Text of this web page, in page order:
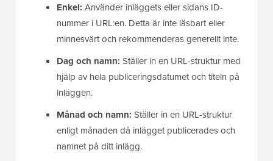
Enkel: Använder inläggets eller sidans ID-
nummer i URL:en. Detta är inte läsbart eller
minnesvärt och rekommenderas generellt inte.
Dag och namn: Ställer in en URL-struktur med
hjälp av hela publiceringsdatumet och titeln på
inläggen.
Månad och namn: Ställer in en URL-struktur
enligt månaden då inlägget publicerades och
namnet på ditt inlägg.